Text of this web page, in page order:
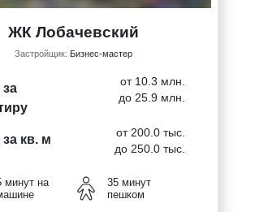
ЖК Лобачевский
Застройщик: Бизнес-мастер
за
от 10.3 млн.
до 25.9 млн.
за кв. м
от 200.0 тыс.
до 250.0 тыс.
минут на
35 минут
пешком